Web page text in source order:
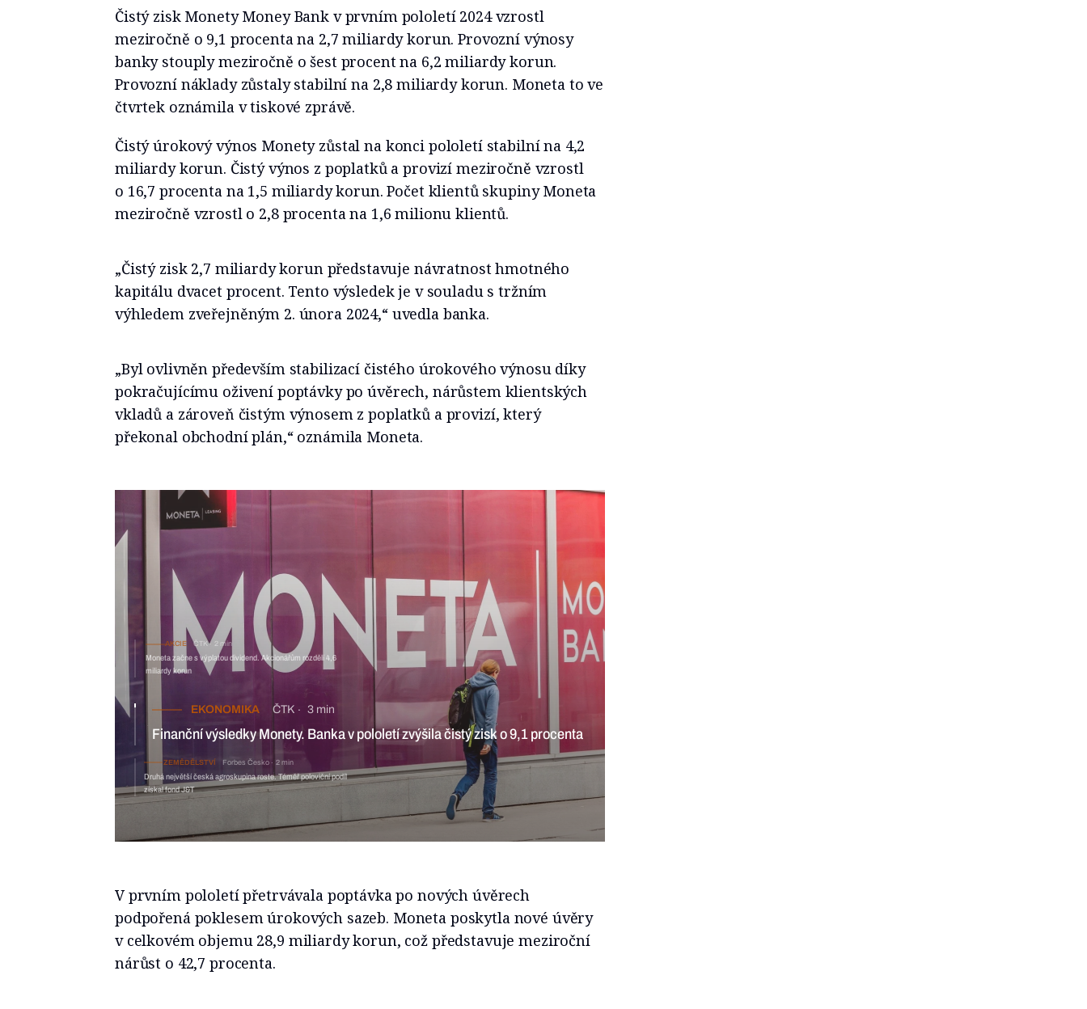
Čistý zisk Monety Money Bank v prvním pololetí 2024 vzrostl
meziročně o 9,1 procenta na 2,7 miliardy korun. Provozní výnosy
banky stouply meziročně o šest procent na 6,2 miliardy korun.
Provozní náklady zůstaly stabilní na 2,8 miliardy korun. Moneta to ve
čtvrtek oznámila v tiskové zprávě.
Čistý úrokový výnos Monety zůstal na konci pololetí stabilní na 4,2
miliardy korun. Čistý výnos z poplatků a provizí meziročně vzrostl
o 16,7 procenta na 1,5 miliardy korun. Počet klientů skupiny Moneta
meziročně vzrostl o 2,8 procenta na 1,6 milionu klientů.
„Čistý zisk 2,7 miliardy korun představuje návratnost hmotného
kapitálu dvacet procent. Tento výsledek je v souladu s tržním
výhledem zveřejněným 2. února 2024,“ uvedla banka.
„Byl ovlivněn především stabilizací čistého úrokového výnosu díky
pokračujícímu oživení poptávky po úvěrech, nárůstem klientských
vkladů a zároveň čistým výnosem z poplatků a provizí, který
překonal obchodní plán,“ oznámila Moneta.
AKCIE ČTK 2 min
Moneta začne s výplatou dividend. Akcionářům rozdělí 4,6
miliardy korun
EKONOMIKA ČTK 3 min
Finanční výsledky Monety. Banka v pololetí zvýšila čistý zisk o 9,1 procenta
ZEMĚDĚLSTVÍ Forbes Česko 2 min
Druhá největší česká agroskupina roste. Téměř poloviční podíl
získal fond J&T
V prvním pololetí přetrvávala poptávka po nových úvěrech
podpořená poklesem úrokových sazeb. Moneta poskytla nové úvěry
v celkovém objemu 28,9 miliardy korun, což představuje meziroční
nárůst o 42,7 procenta.